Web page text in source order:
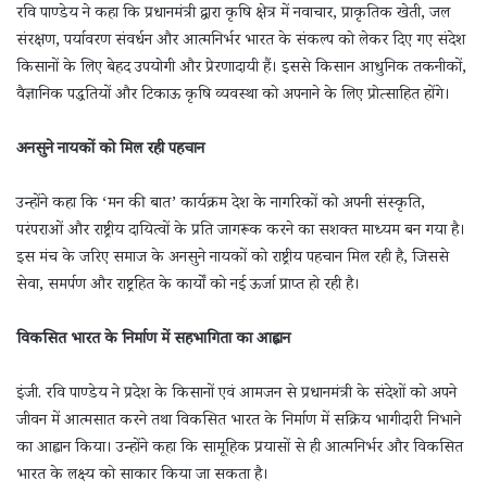
रवि पाण्डेय ने कहा कि प्रधानमंत्री द्वारा कृषि क्षेत्र में नवाचार, प्राकृतिक खेती, जल
संरक्षण, पर्यावरण संवर्धन और आत्मनिर्भर भारत के संकल्प को लेकर दिए गए संदेश
किसानों के लिए बेहद उपयोगी और प्रेरणादायी हैं। इससे किसान आधुनिक तकनीकों,
वैज्ञानिक पद्धतियों और टिकाऊ कृषि व्यवस्था को अपनाने के लिए प्रोत्साहित होंगे।
अनसुने नायकों को मिल रही पहचान
उन्होंने कहा कि ‘मन की बात’ कार्यक्रम देश के नागरिकों को अपनी संस्कृति,
परंपराओं और राष्ट्रीय दायित्वों के प्रति जागरूक करने का सशक्त माध्यम बन गया है।
इस मंच के जरिए समाज के अनसुने नायकों को राष्ट्रीय पहचान मिल रही है, जिससे
सेवा, समर्पण और राष्ट्रहित के कार्यों को नई ऊर्जा प्राप्त हो रही है।
विकसित भारत के निर्माण में सहभागिता का आह्वान
इंजी. रवि पाण्डेय ने प्रदेश के किसानों एवं आमजन से प्रधानमंत्री के संदेशों को अपने
जीवन में आत्मसात करने तथा विकसित भारत के निर्माण में सक्रिय भागीदारी निभाने
का आह्वान किया। उन्होंने कहा कि सामूहिक प्रयासों से ही आत्मनिर्भर और विकसित
भारत के लक्ष्य को साकार किया जा सकता है।